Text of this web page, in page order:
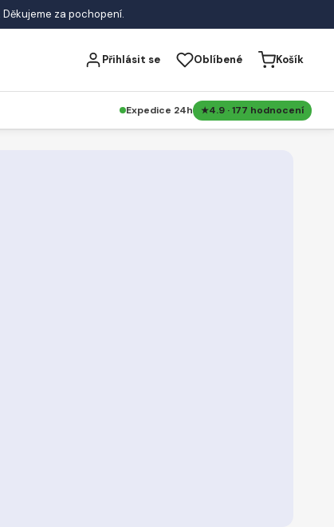
za pochopení.
Přihlásit se Oblíbené Košík
Expedice 24h 4.9 · 177 hodnocení